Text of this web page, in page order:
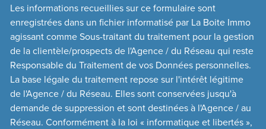
Les informations recueillies sur ce formulaire sont
enregistrées dans un fichier informatisé par La Boite Immo
agissant comme Sous-traitant du traitement pour la gestion
de la clientèle/prospects de l'Agence / du Réseau qui reste
Responsable du Traitement de vos Données personnelles.
La base légale du traitement repose sur l'intérêt légitime
de l'Agence / du Réseau. Elles sont conservées jusqu'à
demande de suppression et sont destinées à l'Agence / au
Réseau. Conformément à la loi « informatique et libertés »,